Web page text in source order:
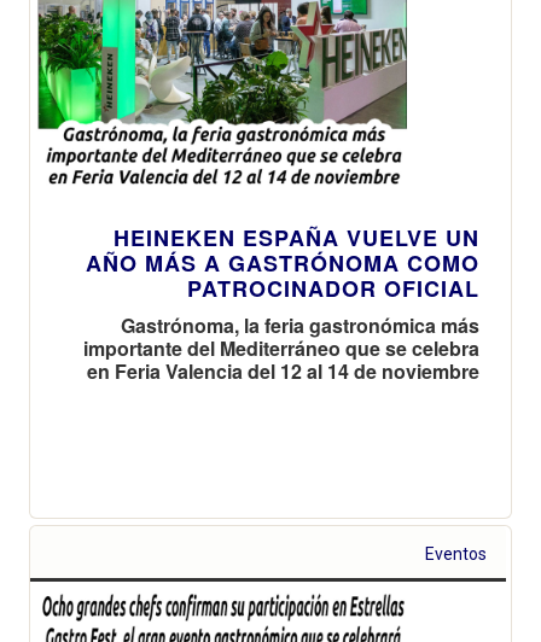
HEINEKEN ESPAÑA VUELVE UN
AÑO MÁS A GASTRÓNOMA COMO
PATROCINADOR OFICIAL
Gastrónoma, la feria gastronómica más
importante del Mediterráneo que se celebra
en Feria Valencia del 12 al 14 de noviembre
Eventos